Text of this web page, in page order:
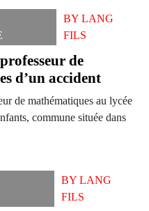
BY LANG
FILS
de
d’un accident
de mathématiques au lycée
commune située dans
BYLANG
FILS